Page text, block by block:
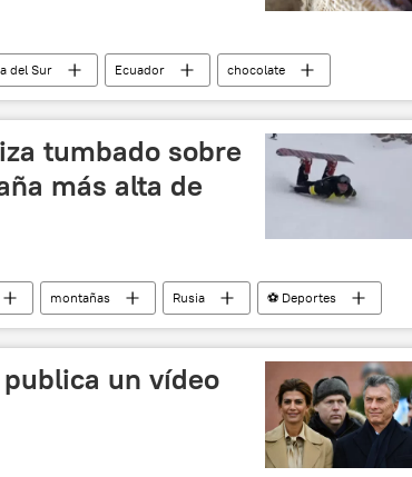
del Sur Ecuador
chocolate
tumbado sobre
más alta de
montañas Rusia ⚽ Deportes
un vídeo